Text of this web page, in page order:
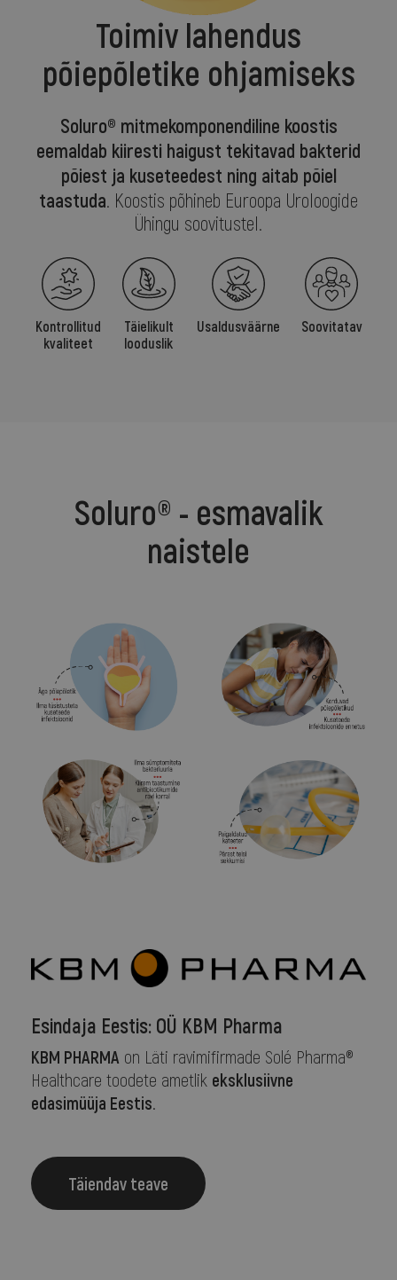
Toimiv lahendus
põiepõletike ohjamiseks
Soluro® mitmekomponendiline koostis
eemaldab kiiresti haigust tekitavad bakterid
põiest ja kuseteedest ning aitab põiel
taastuda. Koostis põhineb Euroopa Uroloogide
Ühingu soovitustel.
Kontrollitud
kvaliteet
Täielikult
looduslik
Usaldusväärne Soovitatav
Soluro® - esmavalik
naistele
Esindaja Eestis: OÜ KBM Pharma
KBM PHARMA on Läti ravimifirmade Solé Pharma®
Healthcare toodete ametlik eksklusiivne
edasimüüja Eestis.
Täiendav teave